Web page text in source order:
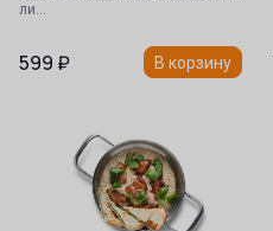
ли…
599 ₽ В корзину